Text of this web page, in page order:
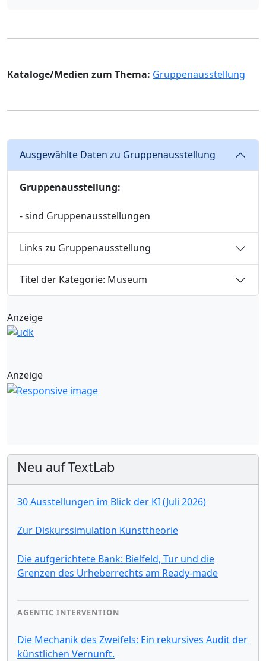
Kataloge/Medien zum Thema: Gruppenausstellung
Ausgewählte Daten zu Gruppenausstellung
Gruppenausstellung:
- sind Gruppenausstellungen
Links zu Gruppenausstellung
Titel der Kategorie: Museum
Anzeige
Anzeige
Neu auf TextLab
30 Ausstellungen im Blick der KI (Juli 2026)
Zur Diskurssimulation Kunsttheorie
Die aufgerichtete Bank: Bielfeld, Tur und die
Grenzen des Urheberrechts am Ready-made
AGENTIC INTERVENTION
Die Mechanik des Zweifels: Ein rekursives Audit der
künstlichen Vernunft.